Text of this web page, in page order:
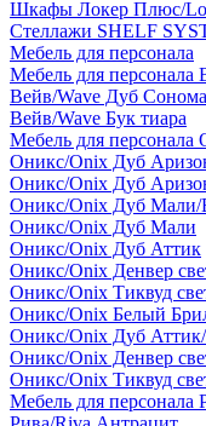
Шкафы Локер Плюс/
Стеллажи SHELF
Мебель для персонала
Мебель для персонала
Вейв/Wave Дуб Сонома
Вейв/Wave Бук тиара
Мебель для персонала
Оникс/Onix Дуб
Оникс/Onix Дуб
Оникс/Onix Дуб Мали/
Оникс/Onix Дуб Мали
Оникс/Onix Дуб Аттик
Оникс/Onix Денвер
Оникс/Onix Тиквуд
Оникс/Onix Белый
Оникс/Onix Дуб
Оникс/Onix Денвер
Оникс/Onix Тиквуд
Мебель для персонала